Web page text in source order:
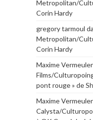
Metropolitan/
Corin Hardy
gregory tarmoul
Metropolitan/
Corin Hardy
Maxime
Films/
pont rouge » de
Maxime
Calysta/